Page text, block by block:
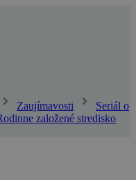
Zaujímavosti
Seriál o
založené stredisko